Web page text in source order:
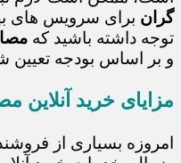
گران برای سرویس های
توجه داشته باشید که
و بر اساس بودجه تعیین
مزایای خرید آنلاین
امروزه بسیاری از